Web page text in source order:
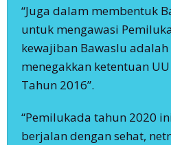
“Juga dalam membentuk
untuk mengawasi
kewajiban Bawaslu
menegakkan ketentuan
Tahun 2016”.
“Pemilukada tahun 2020
berjalan dengan sehat,